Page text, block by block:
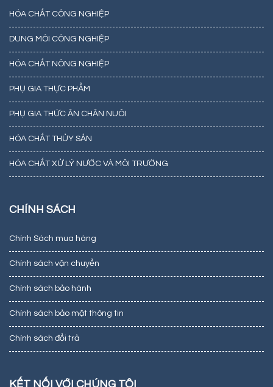
HÓA CHẤT CÔNG NGHIỆP
DUNG MÔI CÔNG NGHIỆP
HÓA CHẤT NÔNG NGHIỆP
PHỤ GIA THỰC PHẨM
PHỤ GIA THỨC ĂN CHĂN NUÔI
HÓA CHẤT THỦY SẢN
HÓA CHẤT XỬ LÝ NƯỚC VÀ MÔI TRƯỜNG
CHÍNH SÁCH
Chính Sách mua hàng
Chính sách vận chuyển
Chính sách bảo hành
Chính sách bảo mật thông tin
Chính sách đổi trả
KẾT NỐI VỚI CHÚNG TÔI